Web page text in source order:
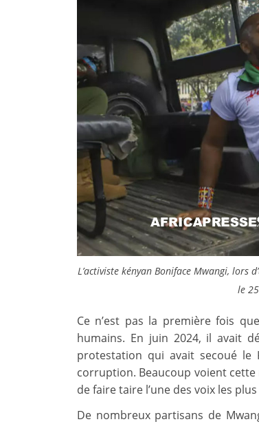
L’activiste kényan Boniface Mwangi, lors
le
Ce n’est pas la première fois
humains. En juin 2024, il avait
protestation qui avait secoué
corruption. Beaucoup voient
de faire taire l’une des voix les
De nombreux partisans de